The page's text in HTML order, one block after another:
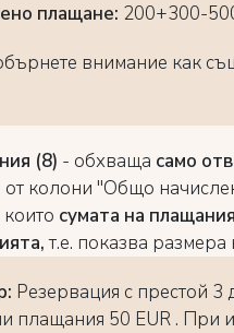
плащане: 200+300-
внимание как
(8) - обхваща само
от колони "Общо
сумата на
т.е. показва размера
Резервация с престой 3
плащания 50 EUR . При